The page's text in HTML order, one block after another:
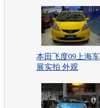
本田飞度09上海车
展实拍 外观